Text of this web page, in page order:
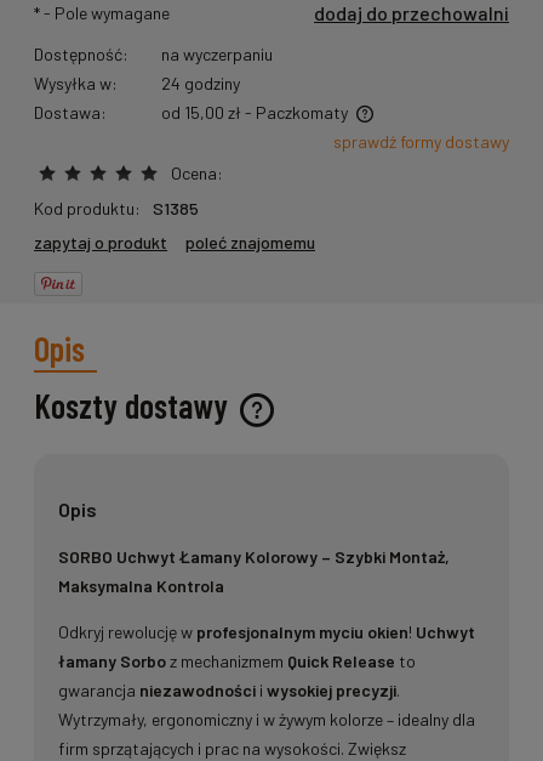
dodaj do przechowalni
*- Pole wymagane
Dostępność:
na wyczerpaniu
Wysyłka w:
24 godziny
Dostawa:
od 15,00 zł - Paczkomaty
Cena nie zawiera ewentualnych kosztów płatnościsprawdź formy dostawy
Ocena:
Kod produktu:
S1385
zapytaj o produkt
poleć znajomemu
Opis
Koszty dostawy
Cena nie zawiera ewentualnych kosztów płatności
Opis
SORBO Uchwyt Łamany Kolorowy – Szybki Montaż,
Maksymalna Kontrola
Odkryj rewolucję w profesjonalnym myciu okien! Uchwyt
łamany Sorboz mechanizmem Quick Release to
gwarancja niezawodności i wysokiej precyzji.
Wytrzymały, ergonomiczny i w żywym kolorze – idealny dla
firm sprzątających i prac na wysokości. Zwiększ